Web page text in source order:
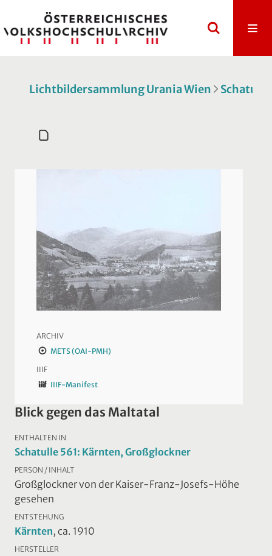
Lichtbildersammlung Urania Wien
ARCHIV
METS (OAI-PMH)
IIIF
IIIF-Manifest
Blick gegen das Maltatal
ENTHALTEN IN
Schatulle 561: Kärnten, Großglockner
PERSON / INHALT
Großglockner von der Kaiser-Franz-Josefs-Höhe
gesehen
ENTSTEHUNG
Kärnten, ca. 1910
HERSTELLER